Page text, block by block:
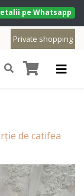
pe Whatsapp
Private shopping
de catifea